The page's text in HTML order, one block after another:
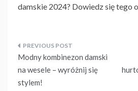
damskie 2024? Dowiedz się tego
Nawigacja
wpisu
Modny kombinezon damski
na wesele – wyróżnij się
stylem!